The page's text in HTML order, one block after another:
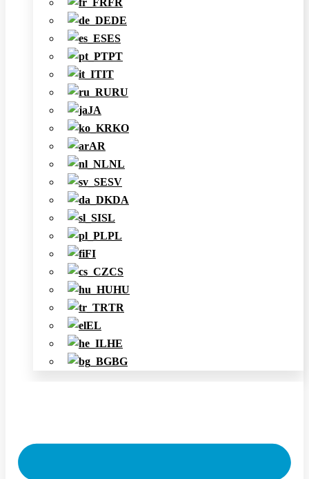
FR
DE
ES
PT
IT
RU
JA
KO
AR
NL
SV
DA
SL
PL
FI
CS
HU
TR
EL
HE
BG